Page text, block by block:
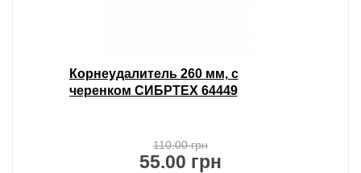
Корнеудалитель 260 мм, с
черенком СИБРТЕХ 64449
110.00 грн
55.00 грн